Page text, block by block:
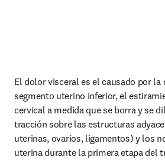
El dolor visceral es el causado por la
segmento uterino inferior, el
cervical a medida que se borra y se
tracción sobre las estructuras
uterinas, ovarios, ligamentos) y los
uterina durante la primera etapa del